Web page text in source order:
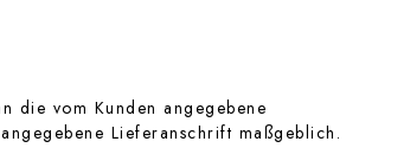
die vom Kunden angegebene
Lieferanschrift maßgeblich.